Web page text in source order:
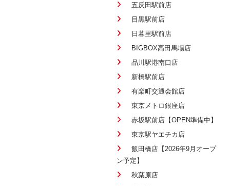
五反田駅前店
目黒駅前店
日暮里駅前店
BIGBOX高田馬場店
品川駅港南口店
新橋駅前店
有楽町交通会館店
東京メトロ銀座店
赤坂駅前店【OPEN準備中】
東京駅ヤエチカ店
飯田橋店【2026年9月オープ
ン予定】
秋葉原店